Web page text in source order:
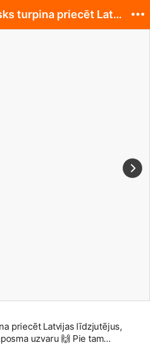
priecēt Latvijas līdzjutējus,
uzvaru 🙌 Pie tam
savu sniegumu vēl iespējams
🇱🇻 @martins_sesks turpina priecēt Latvijas līdz...